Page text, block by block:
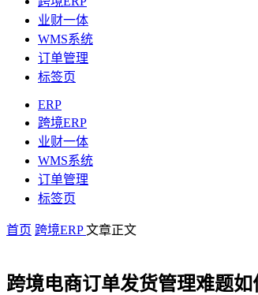
业财一体
WMS系统
订单管理
标签页
ERP
跨境ERP
业财一体
WMS系统
订单管理
标签页
首页 跨境ERP文章正文
跨境电商订单发货管理难题